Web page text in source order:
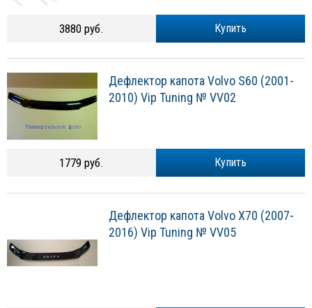
Купить
3880 руб.
Дефлектор капота Volvo S60 (2001-
2010) Vip Tuning № VV02
Купить
1779 руб.
Дефлектор капота Volvo X70 (2007-
2016) Vip Tuning № VV05